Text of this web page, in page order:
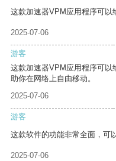
这款加速器VPM应用程序可以
2025-07-06
游客
这款加速器VPM应用程序可以
助你在网络上自由移动。
2025-07-06
游客
这款软件的功能非常全面，可
2025-07-06